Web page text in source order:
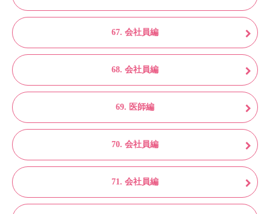
67. 会社員編
68. 会社員編
69. 医師編
70. 会社員編
71. 会社員編